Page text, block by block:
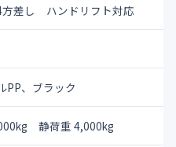
方差し ハンドリフト対応
PP、ブラック
静荷重 4,000kg